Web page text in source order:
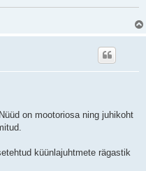
on mootoriosa ning juhikoht
küünlajuhtmete rägastik